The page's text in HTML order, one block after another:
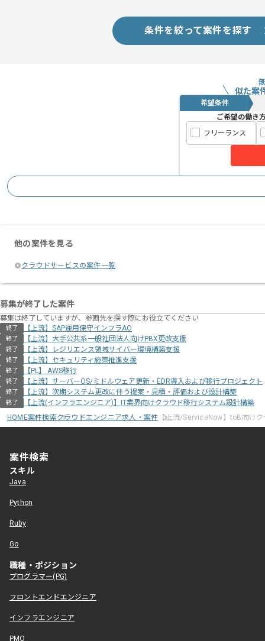
条件を絞って案件を探す
似た案
希望条件
ご希望の働き
フリーランス
他の案件を見る
クラウドサービスの案件一覧
募集が終了した案件
募集は終了していますが、参画先を探す際にお役立てください
終了 【上流】SAP運用保守インフラAO
終了 【上流】大手公共系一般社団法人向けPBX更改支援
終了 【上流】レジリエンス領域サイバー環境構築支援
終了 【上流】セキュリティ施策推進支援
終了 【PL】 AWS移行
終了 【上流】サーバーOS/ミドルウェア更新・EDR導入および移行プロジェクト
終了 【上流】次期システム更改に伴う提案・見積・評価および設計構築
終了
【上流(インフラエンジニア)】IT業界向けクラウド移行システム設計構築
HOME案件検索クラウドエンジニア求人・案件 【上流/ServiceNow】toB向け
案件検索
スキル
Java
Python
Ruby
Go
職種・ポジション
プログラマー(PG)
フロントエンドエンジニア
インフラエンジニア
PMO